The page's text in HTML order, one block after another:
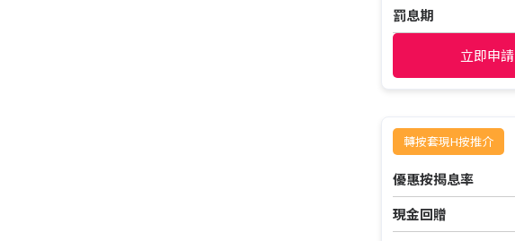
罰息期
立即申請
轉按套現H按推介
優惠按揭息率
現金回贈